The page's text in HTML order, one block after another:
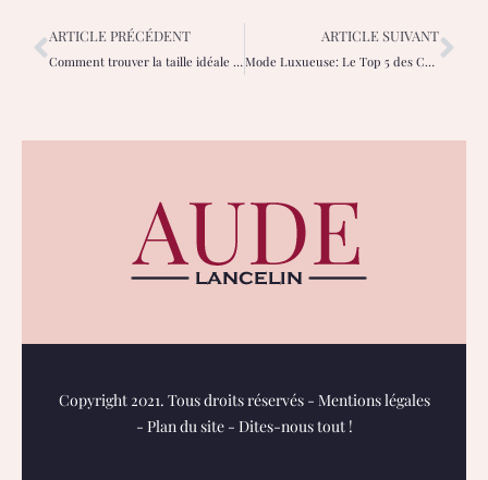
ARTICLE PRÉCÉDENT
Comment trouver la taille idéale de son soutien-gorge : question de Mode !
ARTICLE SUIVANT
Mode Luxueuse: Le Top 5 des Chaussures les Plus Chères du Monde
Copyright 2021. Tous droits réservés - Mentions légales
- Plan du site- Dites-nous tout !